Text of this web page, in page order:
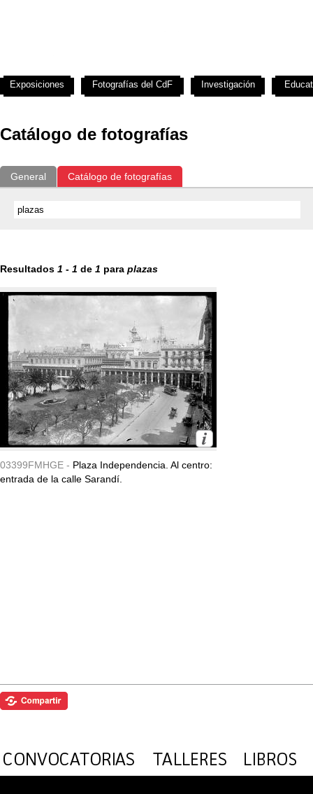
Catálogo de fotografías
General Catálogo de fotografías
Resultados 1 - 1 de 1 para plazas
03399FMHGE - Plaza Independencia. Al centro:
entrada de la calle Sarandí.
Exposiciones Fotografías del CdF Investigación